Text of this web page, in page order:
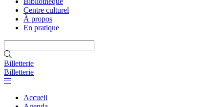
Centre culturel
À propos
En pratique
Billetterie
Billetterie
Accueil